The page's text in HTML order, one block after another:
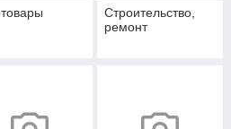
Строительство,
ремонт